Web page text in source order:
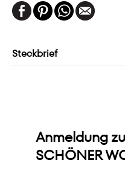
Steckbrief
Anmeldung
SCHÖNER